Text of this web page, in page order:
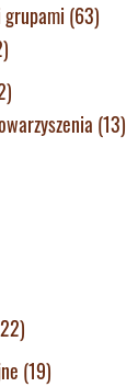
(63)
(13)
(19)